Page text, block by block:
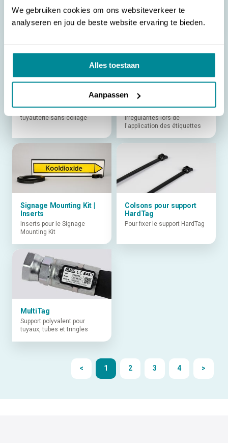
We gebruiken cookies om ons websiteverkeer te
analyseren en jou de beste website ervaring te bieden.
Alles toestaan
Aanpassen
transpiration, les frottements
et les produits chimiques.
Signage Mounting Kit
Fixez le marquage de
tuyauterie sans collage
LabelSlide
Évitez les bulles d'air et les
irrégularités lors de
l'application des étiquettes
Signage Mounting Kit |
Inserts
Inserts pour le Signage
Mounting Kit
Colsons pour support
HardTag
Pour fixer le support HardTag
MultiTag
Support polyvalent pour
tuyaux, tubes et tringles
< 1 2 3 4 >